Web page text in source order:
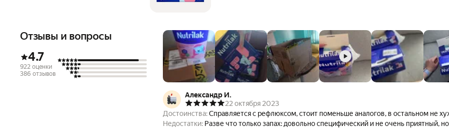
Отзывы и вопросы
4.7
922 оценки
386 отзывов
Александр И.
22 октября 2023
Достоинства:Справляется с рефлюксом, стоит поменьше аналогов, в остальном не
Недостатки: Разве что только запах: довольно специфический и не очень приятный,